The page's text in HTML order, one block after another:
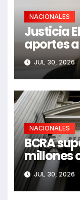
NACIONALES
Justicia
aportes
JUL 30, 2026
NACIONALES
BCRA
millones
JUL 30, 2026